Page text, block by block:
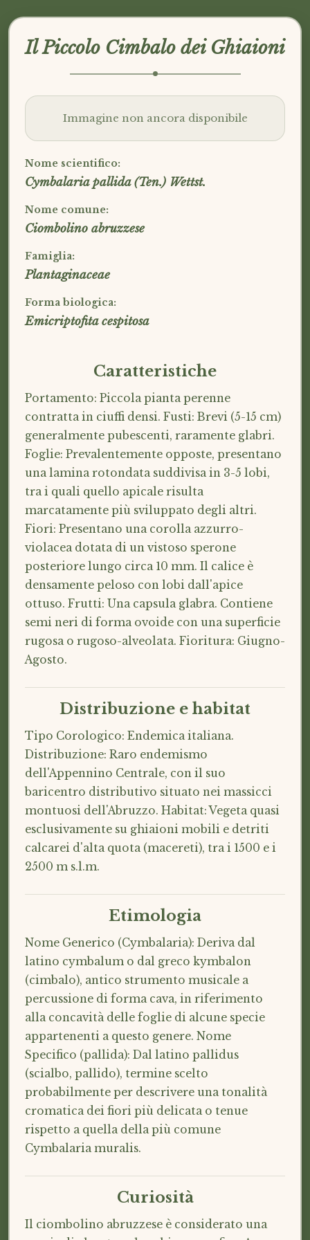
Il Piccolo Cimbalo dei Ghiaioni
Immagine non ancora disponibile
Nome scientifico:
Cymbalaria pallida (Ten.) Wettst.
Nome comune:
Ciombolino abruzzese
Famiglia:
Plantaginaceae
Forma biologica:
Emicriptofita cespitosa
Caratteristiche
Portamento: Piccola pianta perenne
contratta in ciuffi densi. Fusti: Brevi (5-15 cm)
generalmente pubescenti, raramente glabri.
Foglie: Prevalentemente opposte, presentano
una lamina rotondata suddivisa in 3-5 lobi,
tra i quali quello apicale risulta
marcatamente più sviluppato degli altri.
Fiori: Presentano una corolla azzurro-
violacea dotata di un vistoso sperone
posteriore lungo circa 10 mm. Il calice è
densamente peloso con lobi dall'apice
ottuso. Frutti: Una capsula glabra. Contiene
semi neri di forma ovoide con una superficie
rugosa o rugoso-alveolata. Fioritura: Giugno-
Agosto.
Distribuzione e habitat
Tipo Corologico: Endemica italiana.
Distribuzione: Raro endemismo
dell'Appennino Centrale, con il suo
baricentro distributivo situato nei massicci
montuosi dell'Abruzzo. Habitat: Vegeta quasi
esclusivamente su ghiaioni mobili e detriti
calcarei d'alta quota (macereti), tra i 1500 e i
2500 m s.l.m.
Etimologia
Nome Generico (Cymbalaria): Deriva dal
latino cymbalum o dal greco kymbalon
(cimbalo), antico strumento musicale a
percussione di forma cava, in riferimento
alla concavità delle foglie di alcune specie
appartenenti a questo genere. Nome
Specifico (pallida): Dal latino pallidus
(scialbo, pallido), termine scelto
probabilmente per descrivere una tonalità
cromatica dei fiori più delicata o tenue
rispetto a quella della più comune
Cymbalaria muralis.
Curiosità
Il ciombolino abruzzese è considerato una